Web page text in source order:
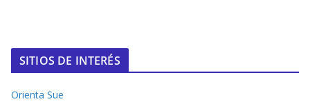
SITIOS DE INTERÉS
Orienta Sue